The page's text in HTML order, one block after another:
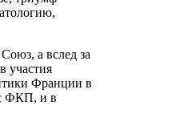
а вслед за
участия
Франции в
ФКП, и в